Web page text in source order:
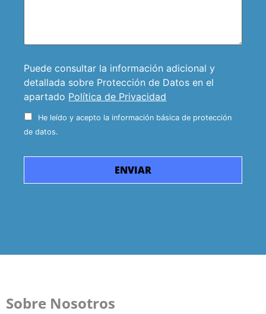
Puede consultar la información adicional y
detallada sobre Protección de Datos en el
apartado Política de Privacidad
He leído y acepto la información básica de protección
de datos.
Sobre Nosotros